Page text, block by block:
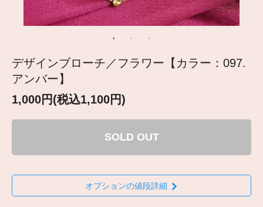
デザインブローチ／フラワー【カラー：097.
アンバー】
1,000円(税込1,100円)
SOLD OUT
オプションの値段詳細